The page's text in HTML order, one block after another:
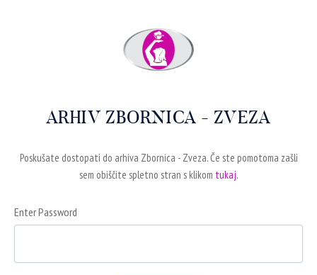
ARHIV ZBORNICA - ZVEZA
Poskušate dostopati do arhiva Zbornica - Zveza. Če ste pomotoma zašli
sem obiščite spletno stran s klikom tukaj.
Enter Password